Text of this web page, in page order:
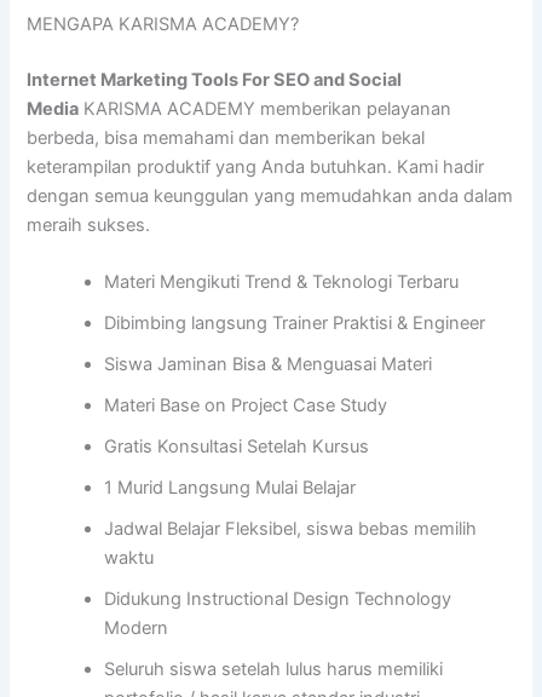
MENGAPA KARISMA ACADEMY?
Internet Marketing Tools For SEO and Social
Media KARISMA ACADEMY memberikan pelayanan
berbeda, bisa memahami dan memberikan bekal
keterampilan produktif yang Anda butuhkan. Kami hadir
dengan semua keunggulan yang memudahkan anda dalam
meraih sukses.
Materi Mengikuti Trend & Teknologi Terbaru
Dibimbing langsung Trainer Praktisi & Engineer
Siswa Jaminan Bisa & Menguasai Materi
Materi Base on Project Case Study
Gratis Konsultasi Setelah Kursus
1 Murid Langsung Mulai Belajar
Jadwal Belajar Fleksibel, siswa bebas memilih
waktu
Didukung Instructional Design Technology
Modern
Seluruh siswa setelah lulus harus memiliki